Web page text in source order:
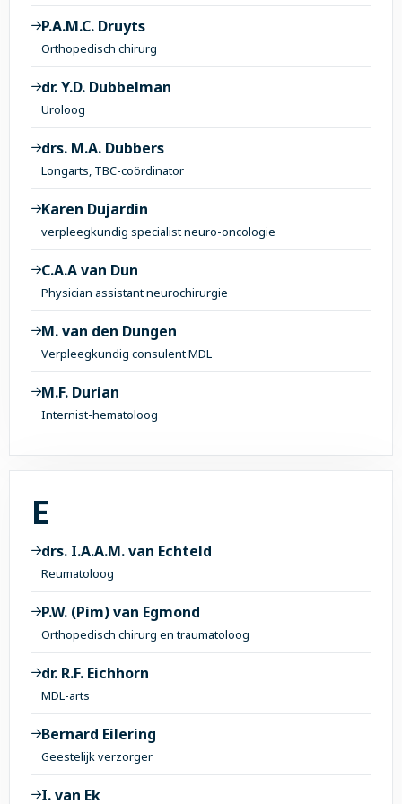
P.A.M.C. Druyts
Orthopedisch chirurg
dr. Y.D. Dubbelman
Uroloog
drs. M.A. Dubbers
Longarts, TBC-coördinator
Karen Dujardin
verpleegkundig specialist neuro-oncologie
C.A.A van Dun
Physician assistant neurochirurgie
M. van den Dungen
Verpleegkundig consulent MDL
M.F. Durian
Internist-hematoloog
Alle onderwerpen
E
drs. I.A.A.M. van Echteld
Reumatoloog
P.W. (Pim) van Egmond
Orthopedisch chirurg en traumatoloog
dr. R.F. Eichhorn
MDL-arts
Bernard Eilering
Geestelijk verzorger
I. van Ek